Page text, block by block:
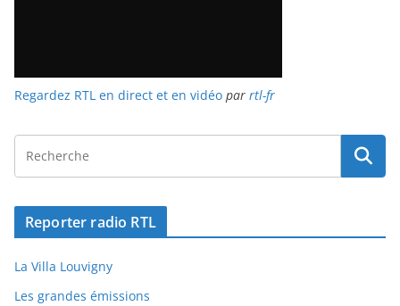
Regardez RTL en direct et en vidéo par rtl-fr
Reporter radio RTL
La Villa Louvigny
Les grandes émissions